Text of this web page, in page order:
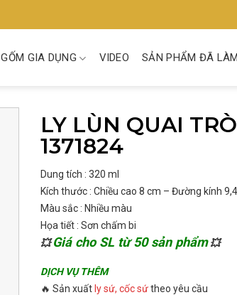
GỐM GIA DỤNG VIDEO SẢN PHẨM ĐÃ LÀM
LY LÙN QUAI
1371824
Dung tích : 320 ml
Kích thước : Chiều cao 8 cm – Đường kính
Màu sắc : Nhiều màu
Họa tiết : Sơn chấm bi
💥Giá cho SL từ 50 sản phẩm💥
DỊCH VỤ THÊM
🔥 Sản xuất ly sứ, cốc sứtheo yêu cầu